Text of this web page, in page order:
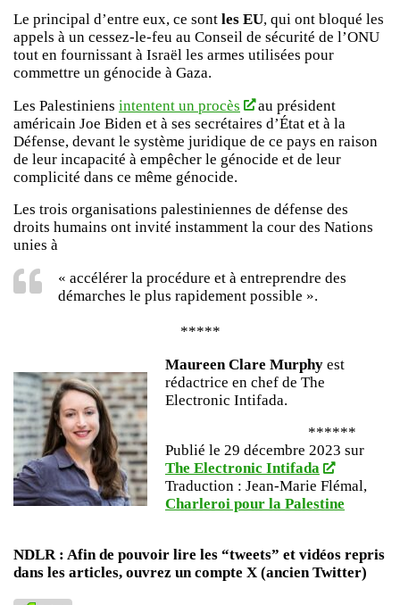
Le principal d’entre eux, ce sont les EU, qui ont bloqué les
appels à un cessez-le-feu au Conseil de sécurité de l’ONU
tout en fournissant à Israël les armes utilisées pour
commettre un génocide à Gaza.
Les Palestiniens intentent un procès
au président
américain Joe Biden et à ses secrétaires d’État et à la
Défense, devant le système juridique de ce pays en raison
de leur incapacité à empêcher le génocide et de leur
complicité dans ce même génocide.
Les trois organisations palestiniennes de défense des
droits humains ont invité instamment la cour des Nations
unies à
« accélérer la procédure et à entreprendre des
démarches le plus rapidement possible ».
*****
Maureen Clare Murphy est
rédactrice en chef de The
Electronic Intifada.
******
Publié le 29 décembre 2023 sur
The Electronic Intifada
Traduction : Jean-Marie Flémal,
Charleroi pour la Palestine
NDLR : Afin de pouvoir lire les “tweets” et vidéos repris
dans les articles, ouvrez un compte X (ancien Twitter)